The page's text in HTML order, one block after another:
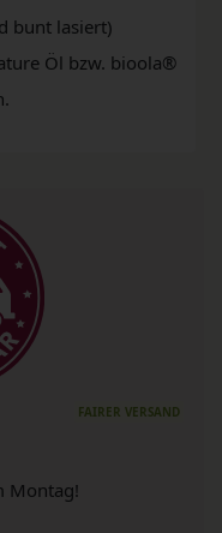
bunt lasiert)
Öl bzw. bioola®
Montag!